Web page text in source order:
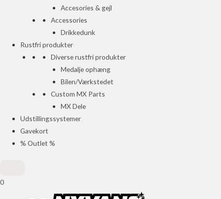
Accesories & gejl
Accessories
Drikkedunk
Rustfri produkter
Diverse rustfri produkter
Medalje ophæng
Bilen/Værkstedet
Custom MX Parts
MX Dele
Udstillingssystemer
Gavekort
% Outlet %
0